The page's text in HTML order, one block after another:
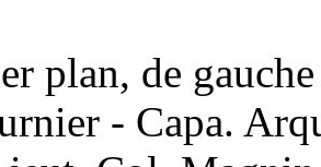
plan, de
- Capa.